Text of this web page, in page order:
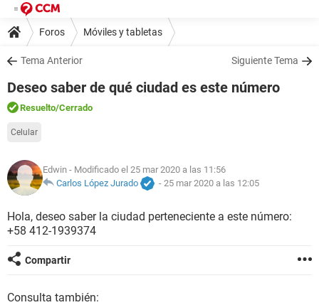
Foros Móviles y tabletas
Tema Anterior Siguiente Tema
Deseo saber de qué ciudad es este número
Resuelto/Cerrado
Celular
Edwin - Modificado el 25 mar 2020 a las 11:56
Carlos López Jurado
- 25 mar 2020 a las 12:05
Hola, deseo saber la ciudad perteneciente a este número:
+58 412-1939374
Compartir
Consulta también: